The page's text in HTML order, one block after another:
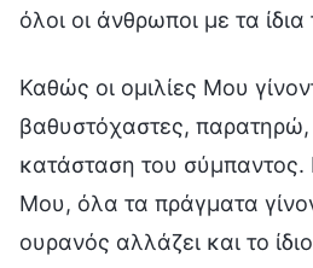
όλοι οι άνθρωποι με τα
Καθώς οι ομιλίες Μου
βαθυστόχαστες, παρατηρώ,
κατάσταση του
Μου, όλα τα πράγματα
ουρανός αλλάζει και το